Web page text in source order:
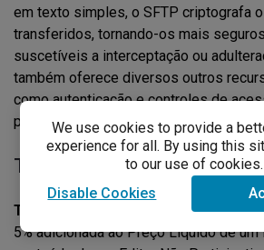
We use cookies to provide a
experience for all. By using this
to our use of cookies.
Disable Cookies
em texto simples, o SFTP criptografa
transferidos, tornando-os mais
suscetíveis a interceptação ou
também oferece diversos outros
como autenticação e controles de
proteger os dados transferidos.
T
Taxa de Tecnologia:
A taxa de
5% adicionada ao Preço Líquido de um